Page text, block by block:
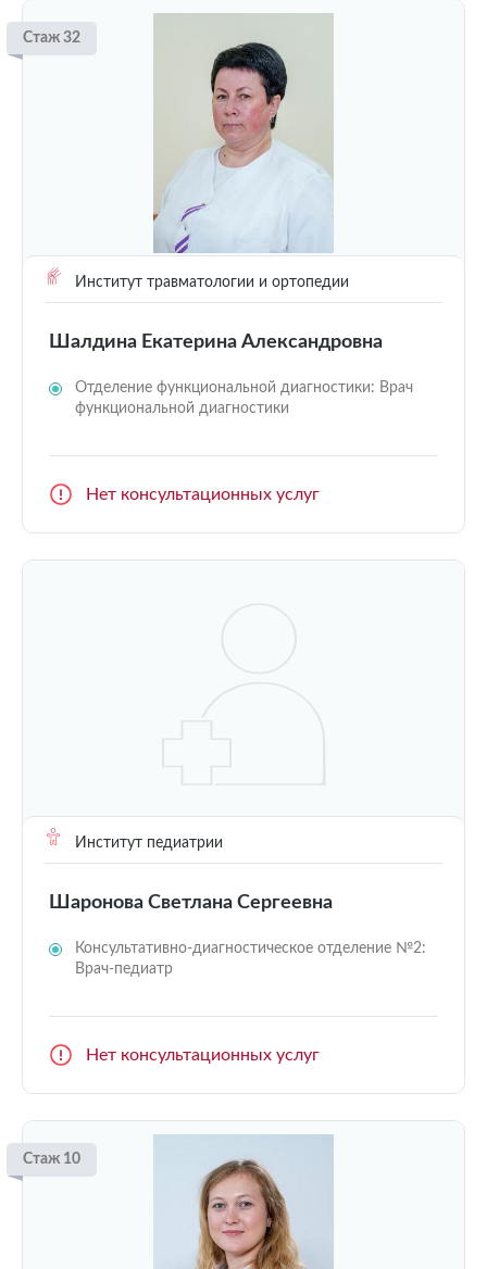
Стаж 32
Институт травматологии и ортопедии
Шалдина Екатерина Александровна
Отделение функциональной диагностики: Врач
функциональной диагностики
Нет консультационных услуг
Институт педиатрии
Шаронова Светлана Сергеевна
Консультативно-диагностическое отделение №2:
Врач-педиатр
Нет консультационных услуг
Стаж 10